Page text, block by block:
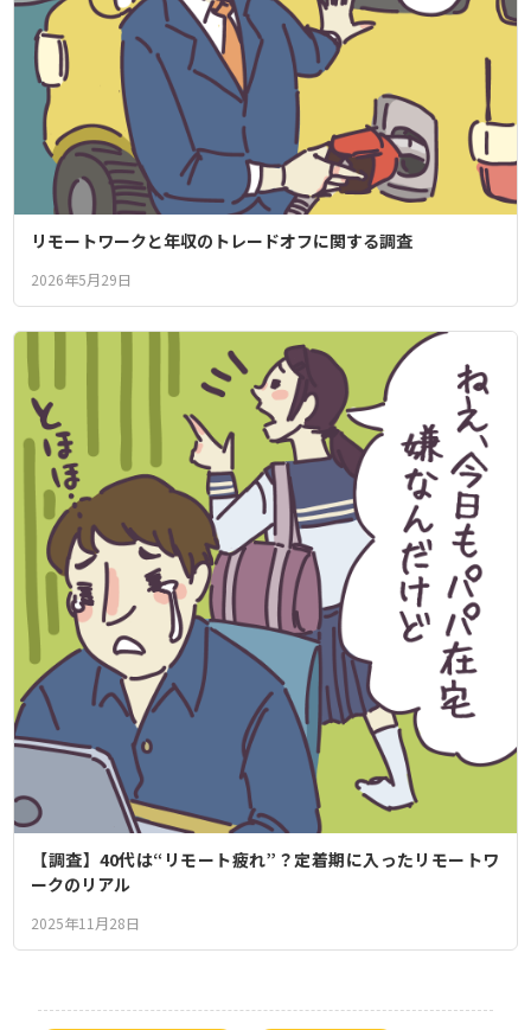
リモートワークと年収のトレードオフに関する調査
2026年5月29日
【調査】40代は“リモート疲れ”？定着期に入ったリモートワ
ークのリアル
2025年11月28日